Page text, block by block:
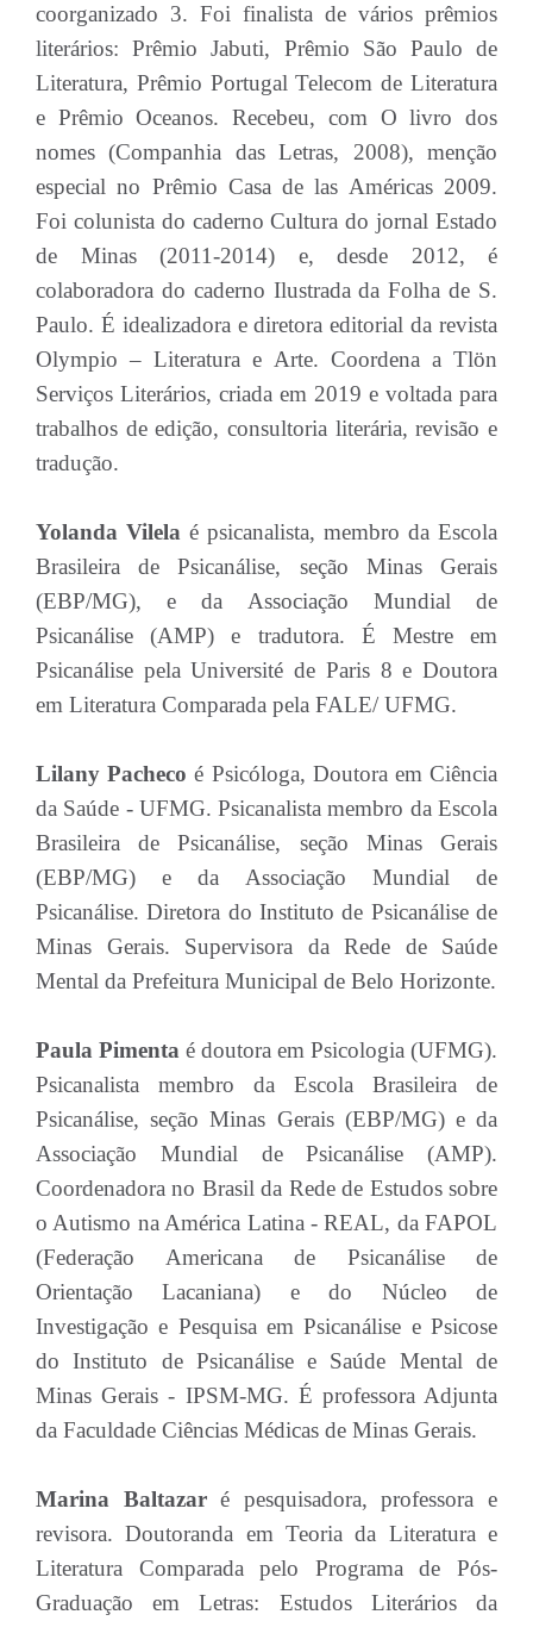
coorganizado 3. Foi finalista de vários prêmios
literários: Prêmio Jabuti, Prêmio São Paulo de
Literatura, Prêmio Portugal Telecom de Literatura
e Prêmio Oceanos. Recebeu, com O livro dos
nomes (Companhia das Letras, 2008), menção
especial no Prêmio Casa de las Américas 2009.
Foi colunista do caderno Cultura do jornal Estado
de Minas (2011-2014) e, desde 2012, é
colaboradora do caderno Ilustrada da Folha de S.
Paulo. É idealizadora e diretora editorial da revista
Olympio – Literatura e Arte. Coordena a Tlön
Serviços Literários, criada em 2019 e voltada para
trabalhos de edição, consultoria literária, revisão e
tradução.
Yolanda Vilela é psicanalista, membro da Escola
Brasileira de Psicanálise, seção Minas Gerais
(EBP/MG), e da Associação Mundial de
Psicanálise (AMP) e tradutora. É Mestre em
Psicanálise pela Université de Paris 8 e Doutora
em Literatura Comparada pela FALE/ UFMG.
Lilany Pacheco é Psicóloga, Doutora em Ciência
da Saúde - UFMG. Psicanalista membro da Escola
Brasileira de Psicanálise, seção Minas Gerais
(EBP/MG) e da Associação Mundial de
Psicanálise. Diretora do Instituto de Psicanálise de
Minas Gerais. Supervisora da Rede de Saúde
Mental da Prefeitura Municipal de Belo Horizonte.
Paula Pimenta é doutora em Psicologia (UFMG).
Psicanalista membro da Escola Brasileira de
Psicanálise, seção Minas Gerais (EBP/MG) e da
Associação Mundial de Psicanálise (AMP).
Coordenadora no Brasil da Rede de Estudos sobre
o Autismo na América Latina - REAL, da FAPOL
(Federação Americana de Psicanálise de
Orientação Lacaniana) e do Núcleo de
Investigação e Pesquisa em Psicanálise e Psicose
do Instituto de Psicanálise e Saúde Mental de
Minas Gerais - IPSM-MG. É professora Adjunta
da Faculdade Ciências Médicas de Minas Gerais.
Marina Baltazaré pesquisadora, professora e
revisora. Doutoranda em Teoria da Literatura e
Literatura Comparada pelo Programa de Pós-
Graduação em Letras: Estudos Literários da